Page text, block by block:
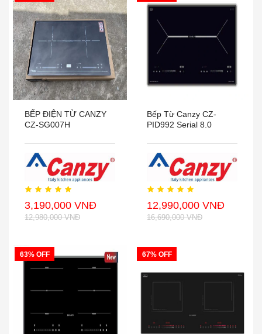
BẾP ĐIỆN TỪ CANZY
CZ-SG007H
3,190,000 VNĐ
12,980,000 VNĐ
Bếp Từ Canzy CZ-
PID992 Serial 8.0
12,990,000 VNĐ
16,690,000 VNĐ
63% OFF 67% OFF